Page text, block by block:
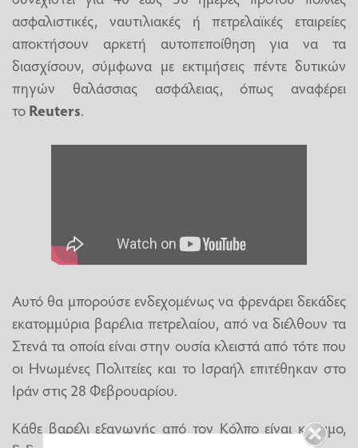
ασφαλιστικές, ναυτιλιακές ή πετρελαϊκές εταιρείες
αποκτήσουν αρκετή αυτοπεποίθηση για να τα
διασχίσουν, σύμφωνα με εκτιμήσεις πέντε δυτικών
πηγών θαλάσσιας ασφάλειας, όπως αναφέρει
τοReuters.
Αυτό θα μπορούσε ενδεχομένως να φρενάρει δεκάδες
εκατομμύρια βαρέλια πετρελαίου, από να διέλθουν τα
Στενά τα οποία είναι στην ουσία κλειστά από τότε που
οι Ηνωμένες Πολιτείες και το Ισραήλ επιτέθηκαν στο
Ιράν στις 28 Φεβρουαρίου.
Κάθε βαρέλι εξαγωγής από τον Κόλπο είναι κρίσιμο,